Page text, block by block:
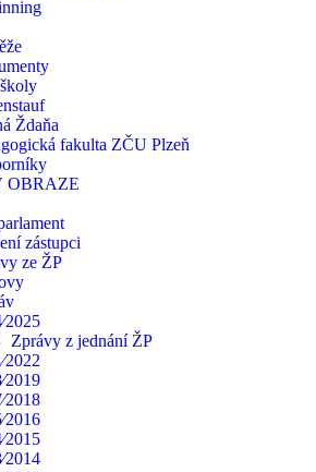
Ždaňa
fakulta ZČU Plzeň
OBRAZE
zástupci
ze ŽP
Zprávy z jednání ŽP